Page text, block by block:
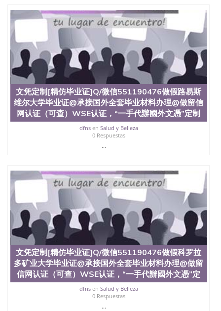
文凭定制[精仿毕业证]Q/微信551190476做假路易斯
维尔大学毕业证@承接国外全套毕业材料办理@做留信
网认证（可查）WSE认证，“一手代辦國外文憑”定制
dfnsen Salud y Belleza
0 Respuestas
...
文凭定制[精仿毕业证]Q/微信551190476做假科罗拉
多矿业大学毕业证@承接国外全套毕业材料办理@做留
信网认证（可查）WSE认证，“一手代辦國外文憑”定
dfnsen Salud y Belleza
0 Respuestas
...